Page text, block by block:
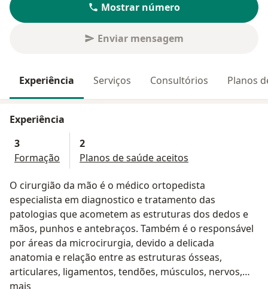
Mostrar número
Enviar mensagem
Experiência Serviços Consultórios Planos
Experiência
3
Formação
2
Planos de saúde aceitos
O cirurgião da mão é o médico ortopedista
especialista em diagnostico e tratamento das
patologias que acometem as estruturas dos dedos e
mãos, punhos e antebraços. Também é o responsável
por áreas da microcirurgia, devido a delicada
anatomia e relação entre as estruturas ósseas,
articulares, ligamentos, tendões, músculos, nervos,
vasos sanguíneos e a pele.
mais